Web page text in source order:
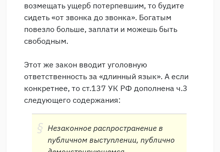
возмещать ущерб потерпевшим, то будите
сидеть «от звонка до звонка». Богатым
повезло больше, заплати и можешь быть
свободным.
Этот же закон вводит уголовную
ответственность за «длинный язык». А если
конкретнее, то ст.137 УК РФ дополнена ч.3
следующего содержания:
Незаконное распространение в
публичном выступлении, публично